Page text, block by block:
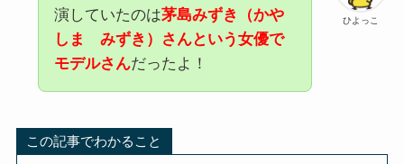
ひよっこ
演していたのは茅島みずき（かや
しま みずき）さんという女優で
モデルさんだったよ！
この記事でわかること